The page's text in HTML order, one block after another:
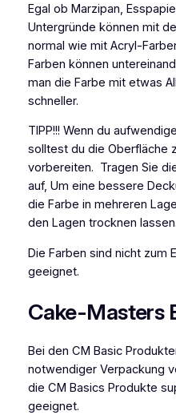
t
i
n
g
C
o
l
o
r
i
r
o
g
r
y
0
g
M
e
Egal ob Marzipan,
Untergründe können mit
normal wie mit Acryl-
Farben können
man die Farbe mit etwas
schneller.
TIPP!!! Wenn du
solltest du die Oberfläche
vorbereiten. Tragen Sie
auf, Um eine bessere
die Farbe in mehreren
den Lagen trocknen lassen.
Die Farben sind nicht zum
geeignet.
Cake-Masters
Bei den CM Basic
notwendiger Verpackung
die CM Basics Produkte
geeignet.